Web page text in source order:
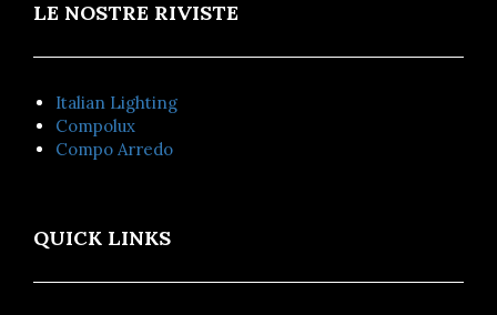
LE NOSTRE RIVISTE
Italian Lighting
Compolux
Compo Arredo
QUICK LINKS